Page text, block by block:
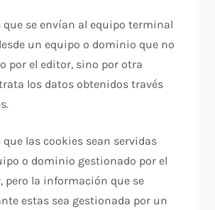
que se envían al equipo terminal
un equipo o dominio que no
por el editor, sino por otra
los datos obtenidos través
que las cookies sean servidas
o dominio gestionado por el
pero la información que se
estas sea gestionada por un